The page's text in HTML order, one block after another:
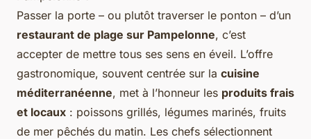
Passer la porte – ou plutôt traverser le ponton – d’un
restaurant de plage sur Pampelonne, c’est
accepter de mettre tous ses sens en éveil. L’offre
gastronomique, souvent centrée sur la cuisine
méditerranéenne, met à l’honneur les produits frais
et locaux : poissons grillés, légumes marinés, fruits
de mer pêchés du matin. Les chefs sélectionnent